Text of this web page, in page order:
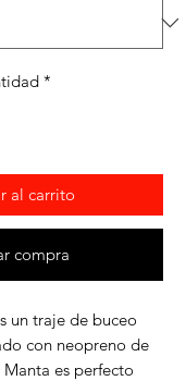
*
al carrito
compra
un traje de buceo
con neopreno de
es perfecto